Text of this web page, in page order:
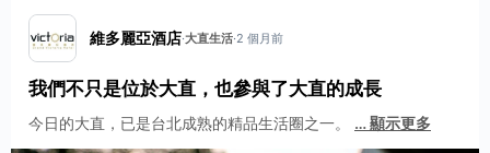
維多麗亞酒店·大直生活·2 個月前
我們不只是位於大直，也參與了大直的成長
今日的大直，已是台北成熟的精品生活圈之一。 …顯示更多